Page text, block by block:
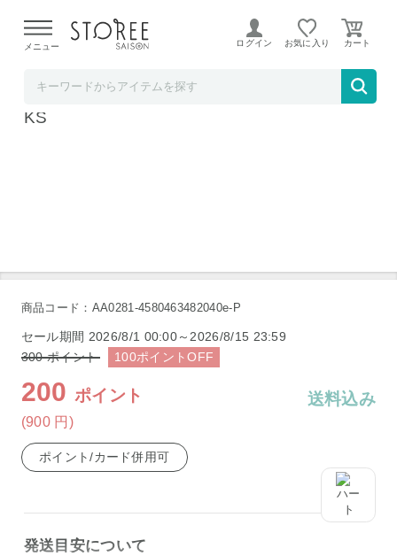
よる配送遅延が発生しております。
メニュー ログイン お気に入り
mitas いびき防止 フェイス サポーター ER-IB
KS
商品コード：AA0281-4580463482040e-P
セール期間 2026/8/1 00:00～2026/8/15 23:59
300ポイント 100ポイントOFF
200ポイント
(900 円 )
送料込み
ポイント/カード併用可
発送目安について